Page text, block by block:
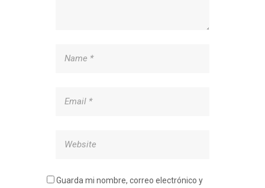
Guarda mi nombre, correo electrónico y